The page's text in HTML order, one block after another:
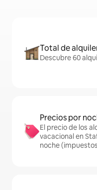
Total de
Descubre 60
Precios por
El precio de los
vacacional en
noche